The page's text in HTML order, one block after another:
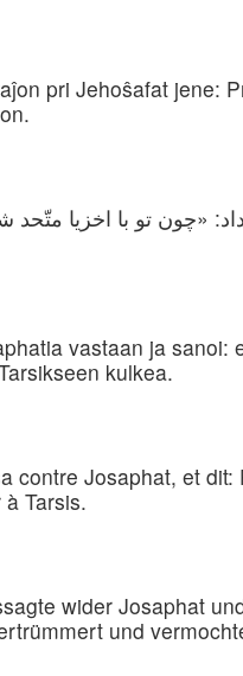
pri Jehoŝafat jene:
«چون تو با اخزیا متّحد
vastaan ja
kulkea.
contre Josaphat, et
Tarsis.
wider Josaphat
und